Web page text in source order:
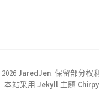
2026JaredJen. 保留部分权利
本站采用 Jekyll 主题 Chirpy